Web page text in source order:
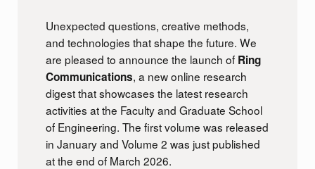
Unexpected questions, creative methods,
and technologies that shape the future. We
are pleased to announce the launch of Ring
Communications, a new online research
digest that showcases the latest research
activities at the Faculty and Graduate School
of Engineering. The first volume was released
in January and Volume 2 was just published
at the end of March 2026.